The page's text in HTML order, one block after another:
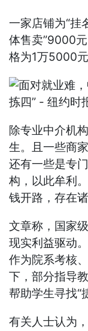
一家店铺为“挂
体售卖”9000
格为1万5000元
除专业中介机
生。且一些商
还有一些是专
构，以此牟利
钱开路，存在
文章称，国家
现实利益驱动
作为院系考核
下，部分指导
帮助学生寻找“
有关人士认为